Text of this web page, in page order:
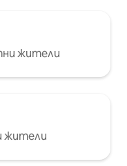
жители
жители